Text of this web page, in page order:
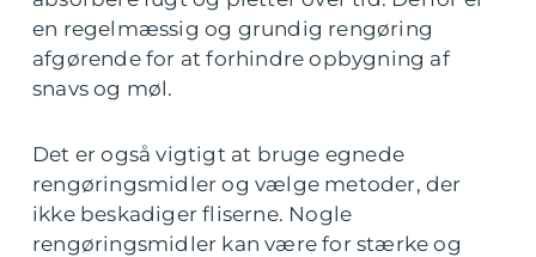
en regelmæssig og grundig rengøring
afgørende for at forhindre opbygning af
snavs og møl.
Det er også vigtigt at bruge egnede
rengøringsmidler og vælge metoder, der
ikke beskadiger fliserne. Nogle
rengøringsmidler kan være for stærke og